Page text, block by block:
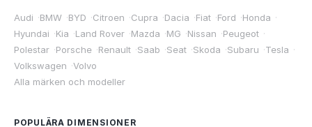
Audi ·BMW ·BYD ·Citroen ·Cupra ·Dacia ·Fiat ·Ford ·Honda ·
Hyundai ·Kia ·Land Rover ·Mazda ·MG ·Nissan ·Peugeot ·
Polestar ·Porsche ·Renault ·Saab ·Seat ·Skoda ·Subaru ·Tesla ·
Volkswagen ·Volvo
Alla märken och modeller
POPULÄRA DIMENSIONER